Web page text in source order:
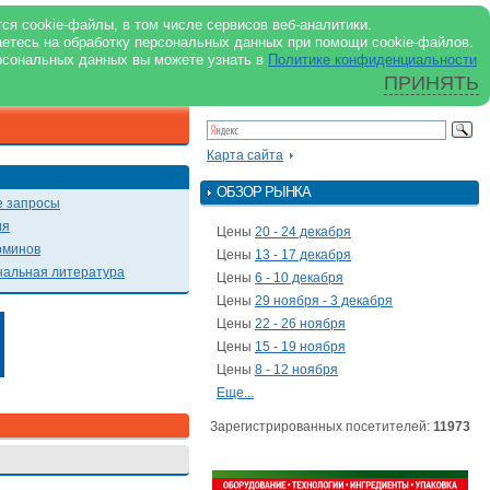
cookie-файлы, в том числе сервисов веб-аналитики.
на обработку персональных данных при помощи cookie-файлов.
данных вы можете узнать в Политике конфиденциальности
ПРИНЯТЬ
support@milkbranch.ru
О портале
Реклама в журнале
Реклама на портале
Архив номеров
запросы
литература
Карта сайта
ОБЗОР РЫНКА
Цены 20 - 24 декабря
Цены 13 - 17 декабря
Цены 6 - 10 декабря
Цены 29 ноября - 3 декабря
Цены 22 - 26 ноября
Цены 15 - 19 ноября
Цены 8 - 12 ноября
Еще...
Зарегистрированных посетителей: 11973